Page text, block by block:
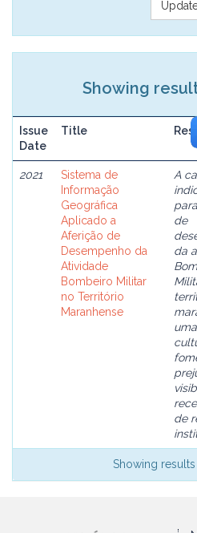
Showing
Issue
Date
Title
2021
Sistema de
Informação
Geográfica
Aplicado a
Aferição de
Desempenho da
Atividade
Bombeiro Militar
no Território
Maranhense
A
de
da
de
Showing results